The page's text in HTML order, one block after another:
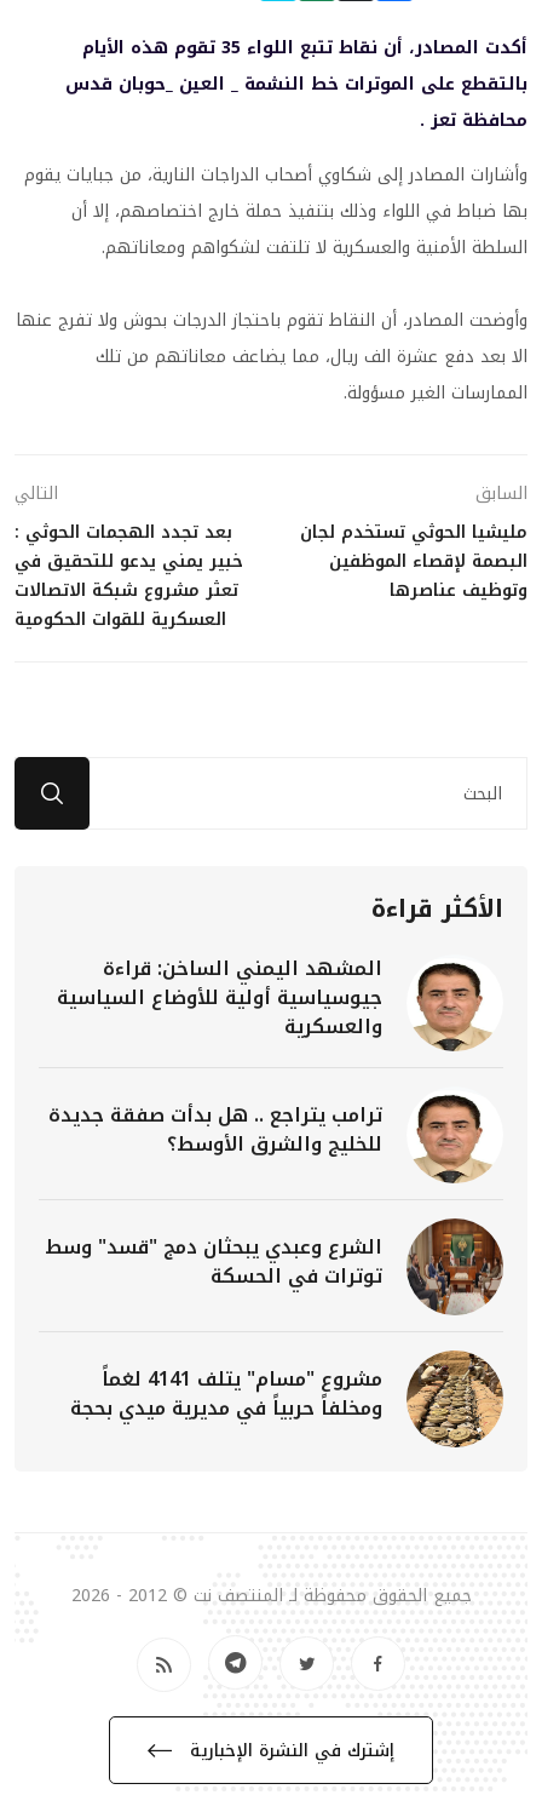
أكدت المصادر، أن نقاط تتبع اللواء 35 تقوم هذه الأيام
بالتقطع على الموترات خط النشمة _ العين _حوبان قدس
محافظة تعز .
وأشارات المصادر إلى شكاوي أصحاب الدراجات النارية، من جبايات يقوم
بها ضباط في اللواء وذلك بتنفيذ حملة خارج اختصاصهم، إلا أن
السلطة الأمنية والعسكرية لا تلتفت لشكواهم ومعاناتهم.
وأوضحت المصادر، أن النقاط تقوم باحتجاز الدرجات بحوش ولا تفرج عنها
الا بعد دفع عشرة الف ريال، مما يضاعف معاناتهم من تلك
الممارسات الغير مسؤولة.
السابق
مليشيا الحوثي تستخدم لجان
البصمة لإقصاء الموظفين
وتوظيف عناصرها
التالي
بعد تجدد الهجمات الحوثي :
خبير يمني يدعو للتحقيق في
تعثر مشروع شبكة الاتصالات
العسكرية للقوات الحكومية
الأكثر قراءة
المشهد اليمني الساخن: قراءة
جيوسياسية أولية للأوضاع السياسية
والعسكرية
ترامب يتراجع .. هل بدأت صفقة جديدة
للخليج والشرق الأوسط؟
الشرع وعبدي يبحثان دمج "قسد" وسط
توترات في الحسكة
مشروع "مسام" يتلف 4141 لغماً
ومخلفاً حربياً في مديرية ميدي بحجة
جميع الحقوق محفوظة لـ المنتصف نت © 2012 - 2026
إشترك في النشرة الإخبارية